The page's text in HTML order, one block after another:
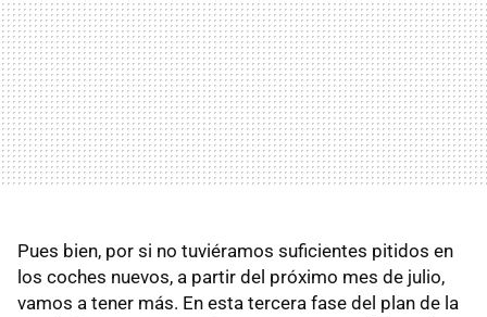
Pues bien, por si no tuviéramos suficientes pitidos en
los coches nuevos, a partir del próximo mes de julio,
vamos a tener más. En esta tercera fase del plan de la